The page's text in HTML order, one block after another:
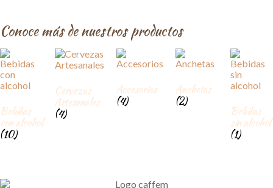
Conoce más de nuestros productos
Bebidas
con alcohol
(10)
Cervezas
Artesanales
(4)
Accesorios
(4)
Anchetas
(2)
Bebidas
sin alcohol
(1)